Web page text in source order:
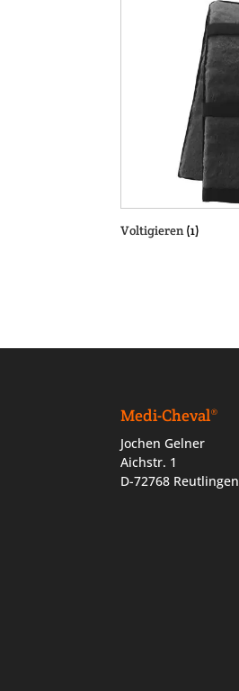
Voltigieren(1)
Medi-Cheval®
Jochen Gelner
Aichstr. 1
D-72768 Reutlingen